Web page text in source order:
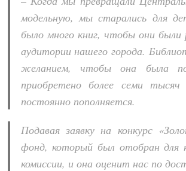
модельную, мы старались для
было много книг, чтобы они были
аудитории нашего города.
желанием, чтобы она была
приобретено более семи
постоянно пополняется.
Подавая заявку на конкурс
фонд, который был отобран для
комиссии, и она оценит нас по